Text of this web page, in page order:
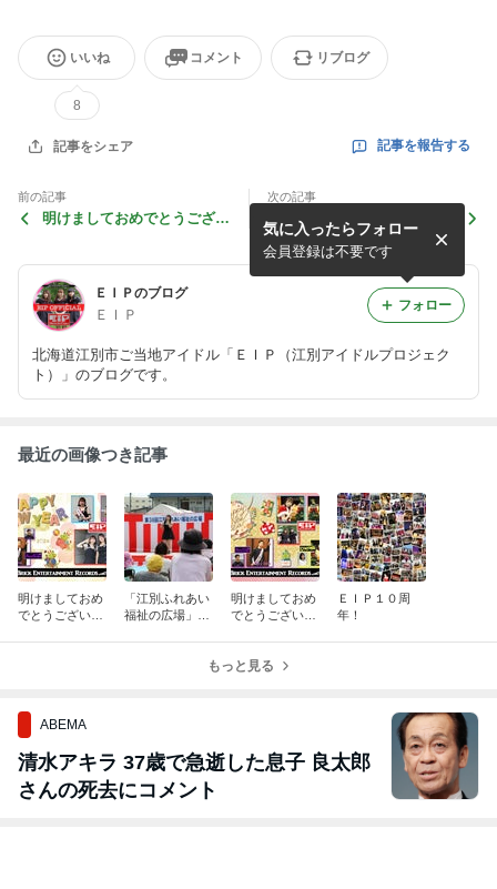
いいね
8
コメント リブログ
記事をシェア 記事を報告する
前の記事
明けましておめでとうござい
次の記事
「ＶＶＸ vol.2」出演しまし
た！
ＥＩＰのブログ
ＥＩＰ
北海道江別市ご当地アイドル「ＥＩＰ（江別アイドルプロジェク
ト）」のブログです。
気に入ったらフォロー
会員登録は不要です
フォロー
最近の画像つき記事
明けましておめ
でとうございま
「江別ふれあい
福祉の広場」出
明けましておめ
でとうございま
ＥＩＰ１０周
年！
もっと見る
ABEMA
清水アキラ 37歳で急逝した息子 良太郎
さんの死去にコメント